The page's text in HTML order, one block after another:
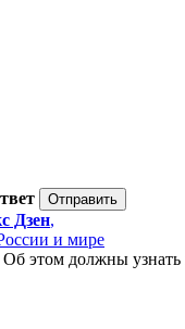
Дзен,
и мире
этом должны